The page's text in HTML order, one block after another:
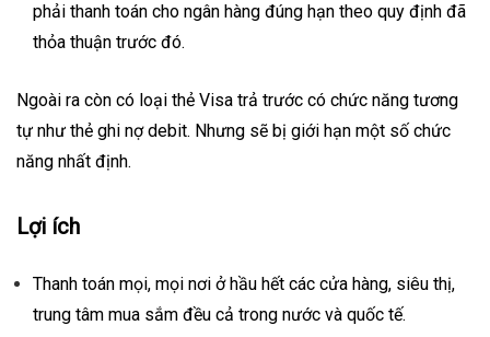
phải thanh toán cho ngân hàng đúng hạn theo quy định đã
thỏa thuận trước đó.
Ngoài ra còn có loại thẻ Visa trả trước có chức năng tương
tự như thẻ ghi nợ debit. Nhưng sẽ bị giới hạn một số chức
năng nhất định.
Lợi ích
Thanh toán mọi, mọi nơi ở hầu hết các cửa hàng, siêu thị,
trung tâm mua sắm đều cả trong nước và quốc tế.